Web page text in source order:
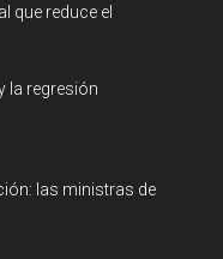
que reduce el
la regresión
las ministras de